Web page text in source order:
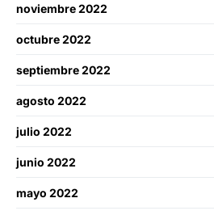
noviembre 2022
octubre 2022
septiembre 2022
agosto 2022
julio 2022
junio 2022
mayo 2022